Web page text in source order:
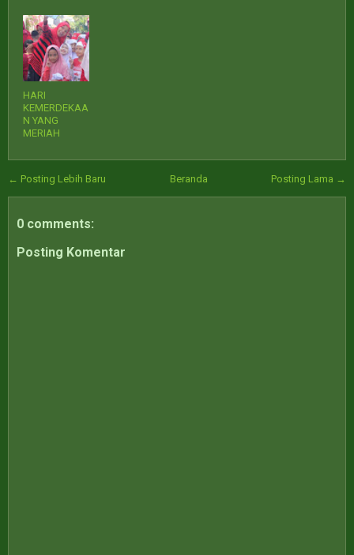
HARI
KEMERDEKAA
N YANG
MERIAH
← Posting Lebih Baru Posting Lama →
Beranda
0 comments:
Posting Komentar